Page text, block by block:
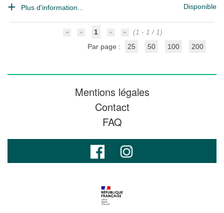
Plus d'information... Disponible
1
(1 - 1 / 1)
Par page :
25 50 100 200
Mentions légales
Contact
FAQ